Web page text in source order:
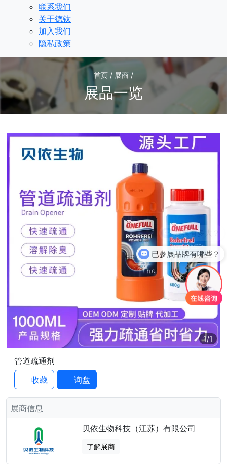
联系我们
关于德钛
加入我们
隐私政策
首页 / 展商 /
展品一览
1/1
管道疏通剂
收藏
询盘
展商信息
贝依生物科技（江苏）有限公司
了解展商
已参展品牌有哪些？
规模有多大？